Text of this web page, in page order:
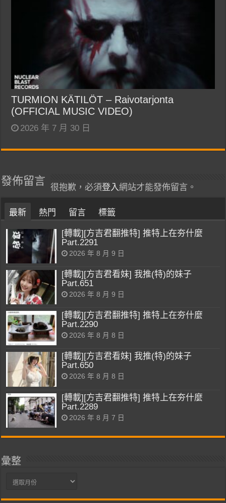
TURMION KÄTILÖT – Raivotarjonta
(OFFICIAL MUSIC VIDEO)
2026 年 7 月 30 日
發佈留言
很抱歉，必須登入網站才能發佈留言。
最新 熱門 留言 標籤
[轉載][方吉君翻推特] 推特上在夯什麼
Part.2291
2026 年 8 月 9 日
[轉載][方吉君看妹] 我推(特)的妹子
Part.651
2026 年 8 月 9 日
[轉載][方吉君翻推特] 推特上在夯什麼
Part.2290
2026 年 8 月 8 日
[轉載][方吉君看妹] 我推(特)的妹子
Part.650
2026 年 8 月 8 日
[轉載][方吉君翻推特] 推特上在夯什麼
Part.2289
2026 年 8 月 7 日
彙整
彙